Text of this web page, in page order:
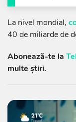
La nivel mondial,
40 de miliarde de
Abonează-te la
multe știri.